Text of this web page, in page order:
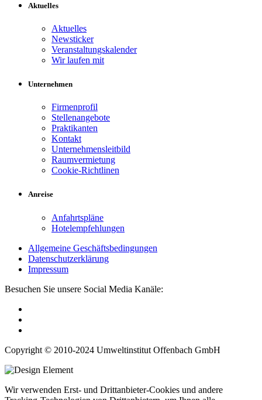
Aktuelles
Aktuelles
Newsticker
Veranstaltungskalender
Wir laufen mit
Unternehmen
Firmenprofil
Stellenangebote
Praktikanten
Kontakt
Unternehmensleitbild
Raumvermietung
Cookie-Richtlinen
Anreise
Anfahrtspläne
Hotelempfehlungen
Allgemeine Geschäftsbedingungen
Datenschutzerklärung
Impressum
Besuchen Sie unsere Social Media Kanäle:
Copyright © 2010-2024 Umweltinstitut Offenbach GmbH
Wir verwenden Erst- und Drittanbieter-Cookies und andere